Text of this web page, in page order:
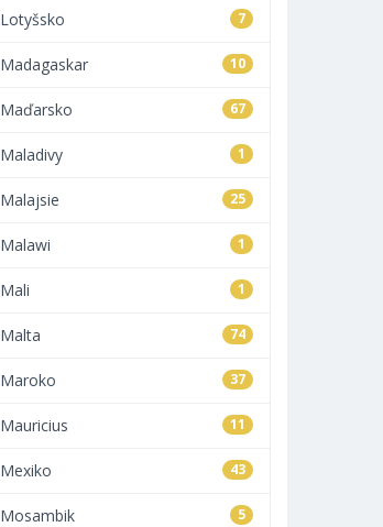
7
Lotyšsko
10
Madagaskar
67
Maďarsko
1
Maladivy
25
Malajsie
1
Malawi
1
Mali
74
Malta
37
Maroko
11
Mauricius
43
Mexiko
5
Mosambik